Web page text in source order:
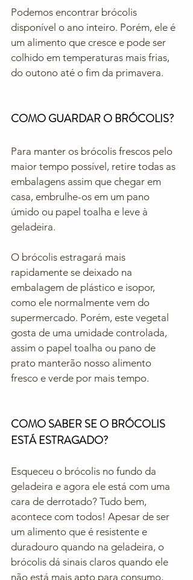
Podemos encontrar brócolis
disponível o ano inteiro. Porém, ele é
um alimento que cresce e pode ser
colhido em temperaturas mais frias,
do outono até o fim da primavera.
COMO GUARDAR O BRÓCOLIS?
Para manter os brócolis frescos pelo
maior tempo possível, retire todas as
embalagens assim que chegar em
casa, embrulhe-os em um pano
úmido ou papel toalha e leve à
geladeira.
O brócolis estragará mais
rapidamente se deixado na
embalagem de plástico e isopor,
como ele normalmente vem do
supermercado. Porém, este vegetal
gosta de uma umidade controlada,
assim o papel toalha ou pano de
prato manterão nosso alimento
fresco e verde por mais tempo.
COMO SABER SE O BRÓCOLIS
ESTÁ ESTRAGADO?
Esqueceu o brócolis no fundo da
geladeira e agora ele está com uma
cara de derrotado? Tudo bem,
acontece com todos! Apesar de ser
um alimento que é resistente e
duradouro quando na geladeira, o
brócolis dá sinais claros quando ele
não está mais apto para consumo,